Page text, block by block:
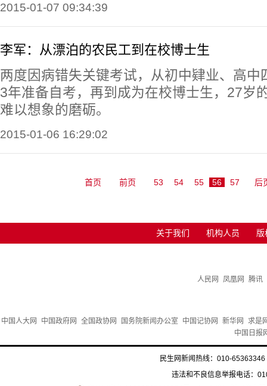
2015-01-07 09:34:39
李军：从漂泊的农民工到在校博士生
两度因病错失关键考试，从初中肄业、高中
3年准备自考，再到成为在校博士生，27岁
难以想象的磨砺。
2015-01-06 16:29:02
首页 前页 53 54 55 56 57 后
关于我们 机构人员 版
人民网 凤凰网 腾讯
中国人大网 中国政府网 全国政协网 国务院新闻办公室 中国记协网 新华网
求是
中国日报
民生网新闻热线：010-
违法和不良信息举报电话：